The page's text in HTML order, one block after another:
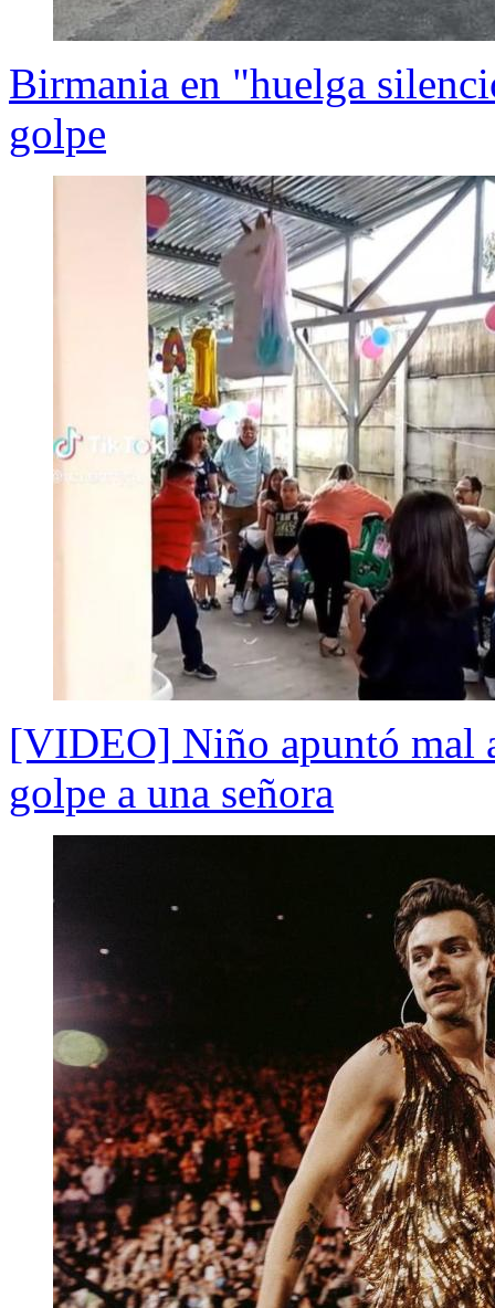
Birmania en "huelga
golpe
[VIDEO] Niño apuntó mal
golpe a una señora